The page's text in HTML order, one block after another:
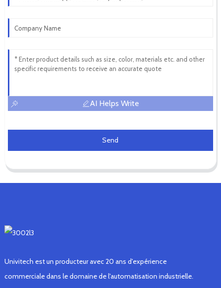
AI Helps Write
Send
Univitech est un producteur avec 20 ans d'expérience
commerciale dans le domaine de l'automatisation industrielle.